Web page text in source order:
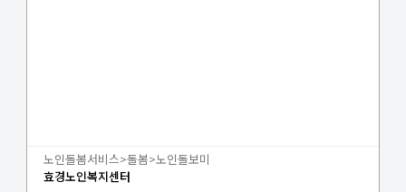
노인돌봄서비스>돌봄>노인돌보미
효경노인복지센터